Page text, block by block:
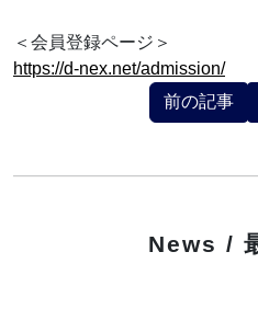
＜会員登録ページ＞
https://d-nex.net/admission/
前の記事
News /